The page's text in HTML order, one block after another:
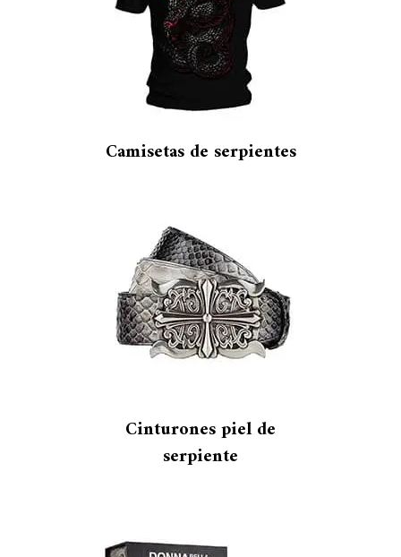
Camisetas de serpientes
Cinturones piel de
serpiente